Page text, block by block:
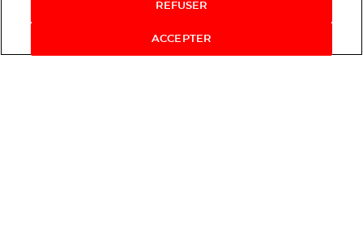
REFUSER
ACCEPTER